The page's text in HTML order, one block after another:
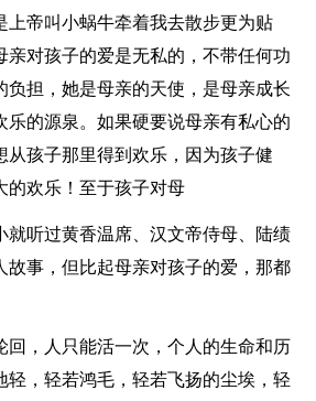
上帝叫小蜗牛牵着我去散步更为贴
亲对孩子的爱是无私的，不带任何功
负担，她是母亲的天使，是母亲成长
乐的源泉。如果硬要说母亲有私心的
从孩子那里得到欢乐，因为孩子健
的欢乐！至于孩子对母
就听过黄香温席、汉文帝侍母、陆绩
故事，但比起母亲对孩子的爱，那都
回，人只能活一次，个人的生命和历
轻，轻若鸿毛，轻若飞扬的尘埃，轻